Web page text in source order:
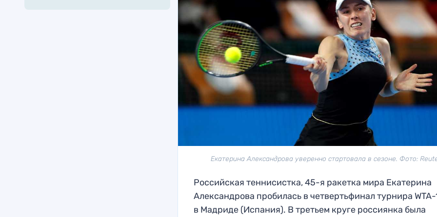
Екатерина Александрова уверенно стартовала в сезоне. Фото:
Российская теннисистка, 45-я ракетка мира Екатерина
Александрова пробилась в четвертьфинал турнира
в Мадриде (Испания). В третьем круге россиянка была